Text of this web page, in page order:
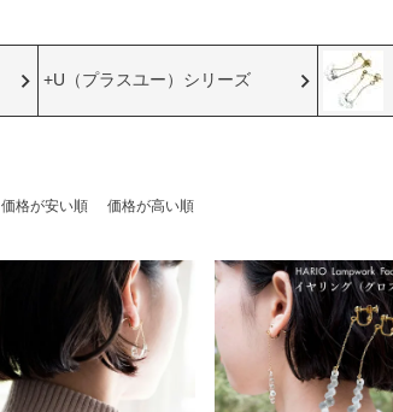
+U（プラスユー）シリーズ
価格が安い順 価格が高い順